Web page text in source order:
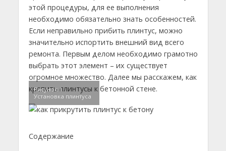
этой процедуры, для ее выполнения
необходимо обязательно знать особенностей.
Если неправильно прибить плинтус, можно
значительно испортить внешний вид всего
ремонта. Первым делом необходимо грамотно
выбрать этот элемент – их существует
огромное множество. Далее мы расскажем, как
крепить плинтусы к бетонной стене.
Рисунок 1.
Установка плинтуса
Содержание